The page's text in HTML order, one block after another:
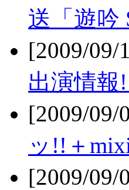
送「遊吟
[2009/
出演情報
[2009/
ッ!!＋
[2009/